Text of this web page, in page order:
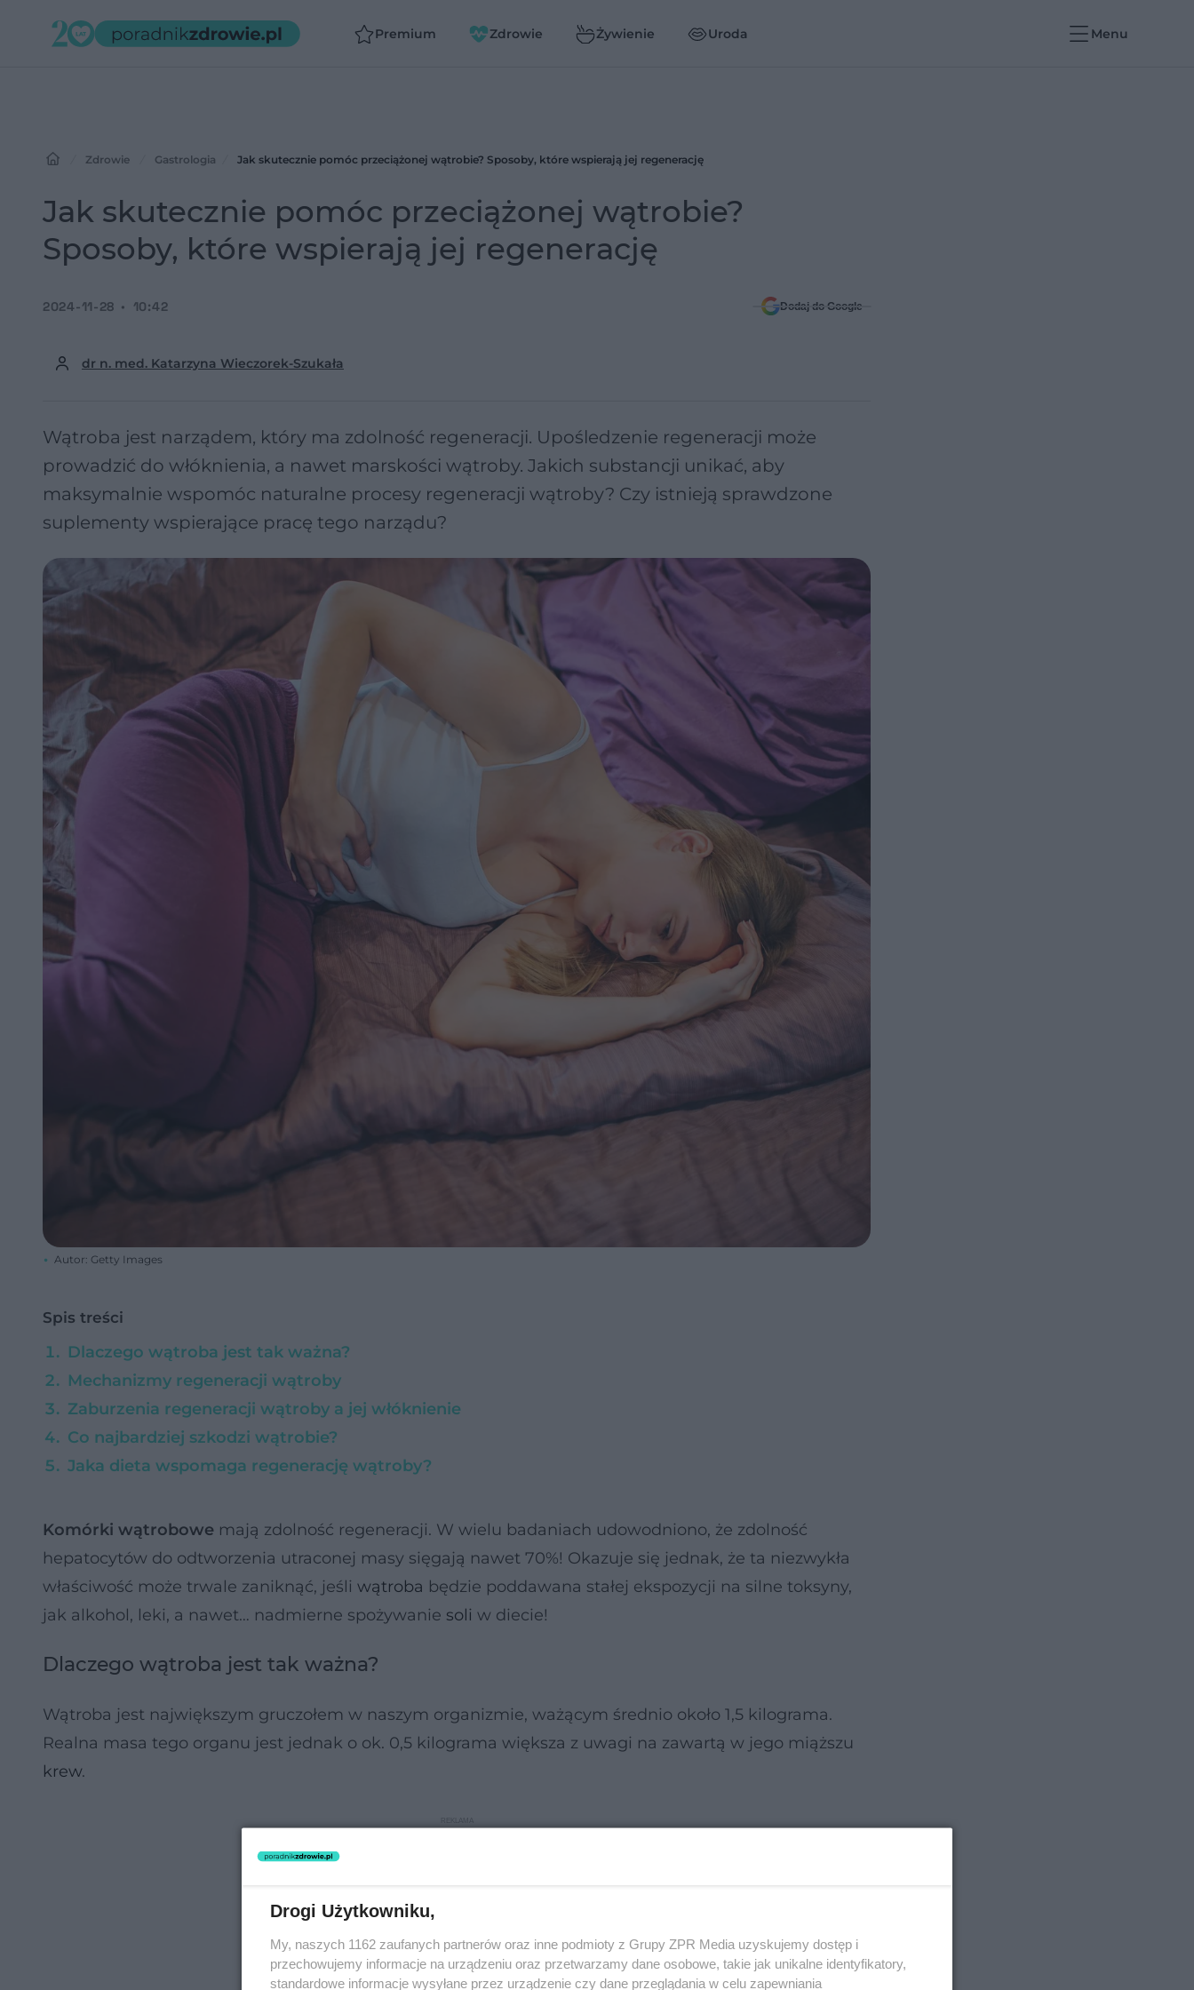
Premium Zdrowie Żywienie Uroda Menu
Zdrowie Gastrologia Jak skutecznie pomóc przeciążonej wątrobie? Sposoby, które wspierają jej regenerację
Jak skutecznie pomóc przeciążonej wątrobie?
Sposoby, które wspierają jej regenerację
dr n. med. Katarzyna Wieczorek-Szukała
2024-11-28 10:42 Dodaj do Google
Wątroba jest narządem, który ma zdolność regeneracji. Upośledzenie regeneracji może
prowadzić do włóknienia, a nawet marskości wątroby. Jakich substancji unikać, aby
maksymalnie wspomóc naturalne procesy regeneracji wątroby? Czy istnieją sprawdzone
suplementy wspierające pracę tego narządu?
Autor: Getty Images
Spis treści
Dlaczego wątroba jest tak ważna?
Mechanizmy regeneracji wątroby
Zaburzenia regeneracji wątroby a jej włóknienie
Co najbardziej szkodzi wątrobie?
Jaka dieta wspomaga regenerację wątroby?
Komórki wątrobowe mają zdolność regeneracji. W wielu badaniach udowodniono, że zdolność
hepatocytów do odtworzenia utraconej masy sięgają nawet 70%! Okazuje się jednak, że ta niezwykła
właściwość może trwale zaniknąć, jeśli wątroba będzie poddawana stałej ekspozycji na silne toksyny,
jak alkohol, leki, a nawet… nadmierne spożywanie soli w diecie!
Dlaczego wątroba jest tak ważna?
Wątroba jest największym gruczołem w naszym organizmie, ważącym średnio około 1,5 kilograma.
Realna masa tego organu jest jednak o ok. 0,5 kilograma większa z uwagi na zawartą w jego miąższu
krew.
Drogi Użytkowniku,
My, naszych 1162 zaufanych partnerów oraz inne podmioty z Grupy ZPR Media uzyskujemy dostęp i
przechowujemy informacje na urządzeniu oraz przetwarzamy dane osobowe, takie jak unikalne identyfikatory,
standardowe informacje wysyłane przez urządzenie czy dane przeglądania w celu zapewniania